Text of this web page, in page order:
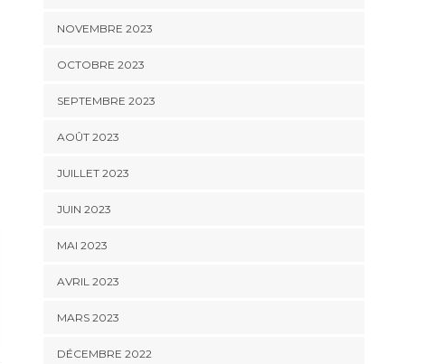
NOVEMBRE 2023
OCTOBRE 2023
SEPTEMBRE 2023
AOÛT 2023
JUILLET 2023
JUIN 2023
MAI 2023
AVRIL 2023
MARS 2023
DÉCEMBRE 2022